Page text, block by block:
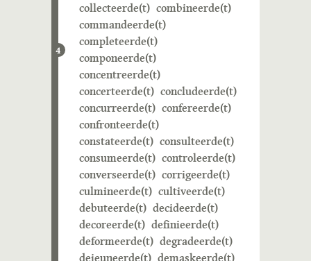
4
collecteerde(t) combineerde(t)
commandeerde(t)
completeerde(t)
componeerde(t)
concentreerde(t)
concerteerde(t) concludeerde(t)
concurreerde(t) confereerde(t)
confronteerde(t)
constateerde(t) consulteerde(t)
consumeerde(t) controleerde(t)
converseerde(t) corrigeerde(t)
culmineerde(t) cultiveerde(t)
debuteerde(t) decideerde(t)
decoreerde(t) definieerde(t)
deformeerde(t) degradeerde(t)